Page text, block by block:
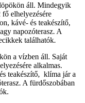
áll. Mindegyik
elhelyezésére
kávé- és teakészítő,
napozóterasz. A
találhatók.
a vízben áll. Saját
alkalmas.
teakészítő, klíma jár a
A fürdőszobában